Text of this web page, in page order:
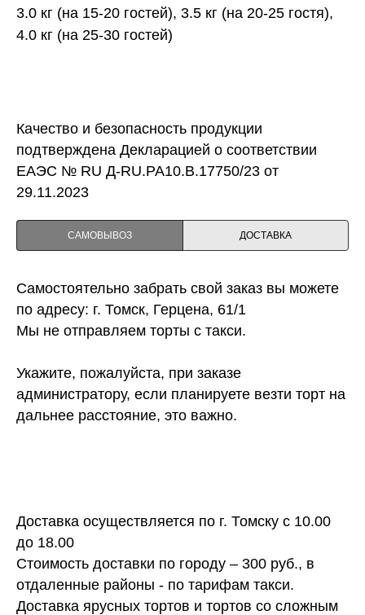
3.0 кг (на 15-20 гостей), 3.5 кг (на 20-25 гостя),
4.0 кг (на 25-30 гостей)
Качество и безопасность продукции
подтверждена Декларацией о соответствии
ЕАЭС № RU Д-RU.PA10.B.17750/23 от
29.11.2023
САМОВЫВОЗ ДОСТАВКА
Самостоятельно забрать свой заказ вы можете
по адресу: г. Томск, Герцена, 61/1
Мы не отправляем торты с такси.
Укажите, пожалуйста, при заказе
администратору, если планируете везти торт на
дальнее расстояние, это важно.
Доставка осуществляется по г. Томску с 10.00
до 18.00
Стоимость доставки по городу – 300 руб., в
отдаленные районы - по тарифам такси.
Доставка ярусных тортов и тортов со сложным